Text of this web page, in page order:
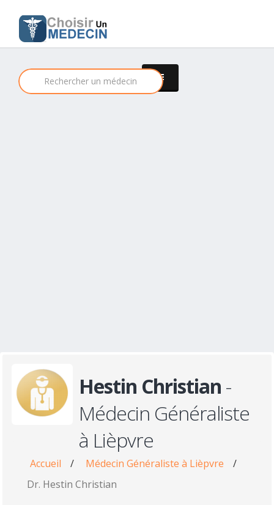
Hestin Christian -
Médecin Généraliste
à Lièpvre
Accueil / Médecin Généraliste à Lièpvre
/
Dr. Hestin Christian